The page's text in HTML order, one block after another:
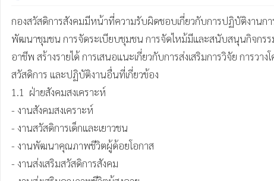
กองสวัสดิการสังคมมีหน้าที่ความรับผิดชอบเกี่ยวกับการปฏิบัติงานกา
พัฒนาชุมชน การจัดระเบียบชุมชน การจัดไหม้มีและสนับสนุนกิจกรร
อาชีพ สร้างรายได้ การเสนอแนะเกี่ยวกับการส่งเสริมการวิจัย การ
สวัสดิการ และปฏิบัติงานอื่นที่เกี่ยวข้อง
1.1  ฝ่ายสังคมสงเคราะห์
- งานสังคมสงเคราะห์
- งานสวัสดิการเด็กและเยาวชน
- งานพัฒนาคุณภาพชีวิตผู้ด้อยโอกาส
- งานส่งเสริมสวัสดิการสังคม